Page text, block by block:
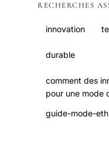
RECHERCHES
innovation
durable
comment des
pour une mode
guide-mode-